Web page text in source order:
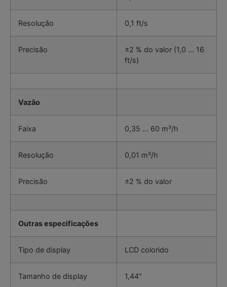
Resolução 0,1 ft/s
Precisão
±2 % do valor (1,0 … 16
ft/s)
Vazão
Faixa 0,35 … 60 m³/h
Resolução 0,01 m³/h
Precisão ±2 % do valor
Outras especificações
Tipo de display LCD colorido
Tamanho de display 1,44″